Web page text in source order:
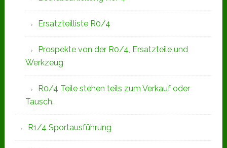
Ersatzteilliste R0/4
Prospekte von der R0/4, Ersatzteile und
Werkzeug
R0/4 Teile stehen teils zum Verkauf oder
Tausch.
R1/4 Sportausführung